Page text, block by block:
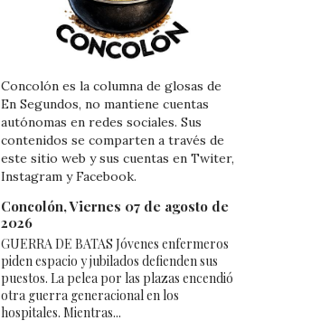
Concolón es la columna de glosas de
En Segundos, no mantiene cuentas
autónomas en redes sociales. Sus
contenidos se comparten a través de
este sitio web y sus cuentas en Twiter,
Instagram y Facebook.
Concolón, Viernes 07 de agosto de
2026
GUERRA DE BATAS Jóvenes enfermeros
piden espacio y jubilados defienden sus
puestos. La pelea por las plazas encendió
otra guerra generacional en los
hospitales. Mientras...